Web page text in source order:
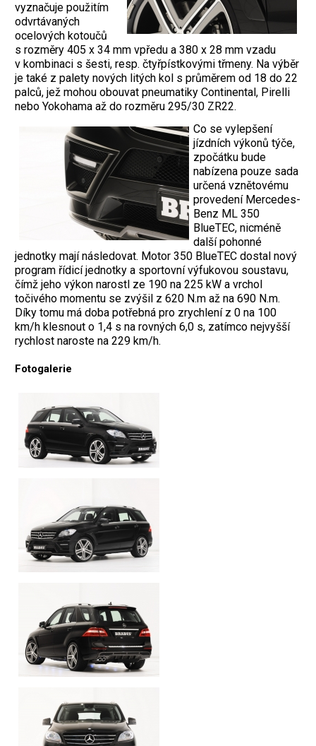
vyznačuje použitím
odvrtávaných
ocelových kotoučů
s rozměry 405 x 34 mm vpředu a 380 x 28 mm vzadu
v kombinaci s šesti, resp. čtyřpístkovými třmeny. Na výběr
je také z palety nových litých kol s průměrem od 18 do 22
palců, jež mohou obouvat pneumatiky Continental, Pirelli
nebo Yokohama až do rozměru 295/30 ZR22.
Co se vylepšení
jízdních výkonů týče,
zpočátku bude
nabízena pouze sada
určená vznětovému
provedení Mercedes-
Benz ML 350
BlueTEC, nicméně
další pohonné
jednotky mají následovat. Motor 350 BlueTEC dostal nový
program řídicí jednotky a sportovní výfukovou soustavu,
čímž jeho výkon narostl ze 190 na 225 kW a vrchol
točivého momentu se zvýšil z 620 N.m až na 690 N.m.
Díky tomu má doba potřebná pro zrychlení z 0 na 100
km/h klesnout o 1,4 s na rovných 6,0 s, zatímco nejvyšší
rychlost naroste na 229 km/h.
Fotogalerie